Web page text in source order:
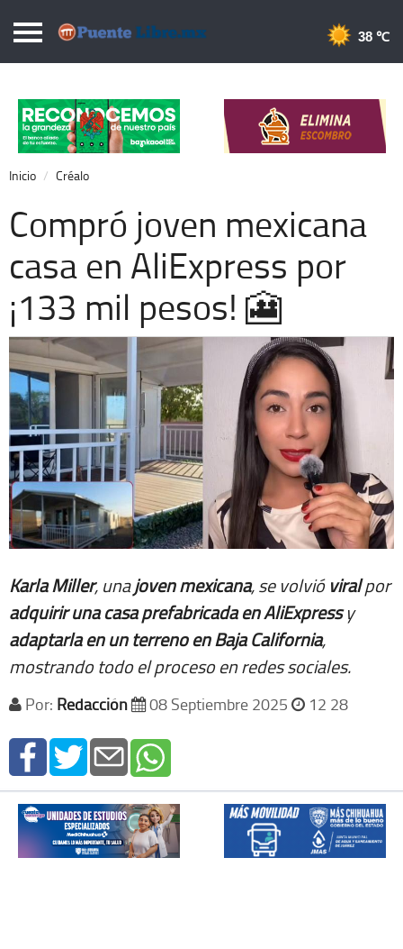
Puentelibre.mx
Local
Nacional
Opinión
Cronos
Economía
Espectáculos
Deportes
Extra +
38 ℃
Inicio Créalo
Compró joven mexicana
casa en AliExpress por
¡133 mil pesos! 🎦
Karla Miller, unajoven mexicana, se volvió viralpor
adquirir una casa prefabricada en AliExpressy
adaptarla en un terreno en Baja California,
mostrando todo el proceso en redes sociales.
Por: Redacción 08 Septiembre 2025 12 28